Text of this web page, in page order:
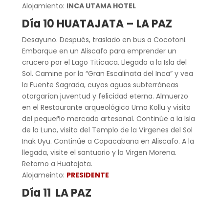
Alojamiento: INCA UTAMA HOTEL
Día 10 HUATAJATA – LA PAZ
Desayuno. Después, traslado en bus a Cocotoni.
Embarque en un Aliscafo para emprender un
crucero por el Lago Titicaca. Llegada a la Isla del
Sol. Camine por la “Gran Escalinata del Inca” y vea
la Fuente Sagrada, cuyas aguas subterráneas
otorgarían juventud y felicidad eterna. Almuerzo
en el Restaurante arqueológico Uma Kollu y visita
del pequeño mercado artesanal. Continúe a la Isla
de la Luna, visita del Templo de la Vírgenes del Sol
Iñak Uyu. Continúe a Copacabana en Aliscafo. A la
llegada, visite el santuario y la Virgen Morena.
Retorno a Huatajata.
Alojameinto: PRESIDENTE
Día 11 LA PAZ